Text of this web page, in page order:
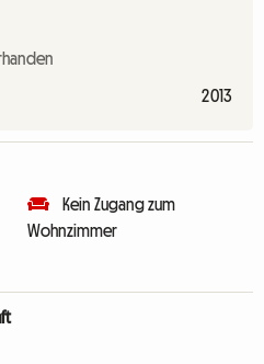
2013
Kein Zugang zum
Wohnzimmer